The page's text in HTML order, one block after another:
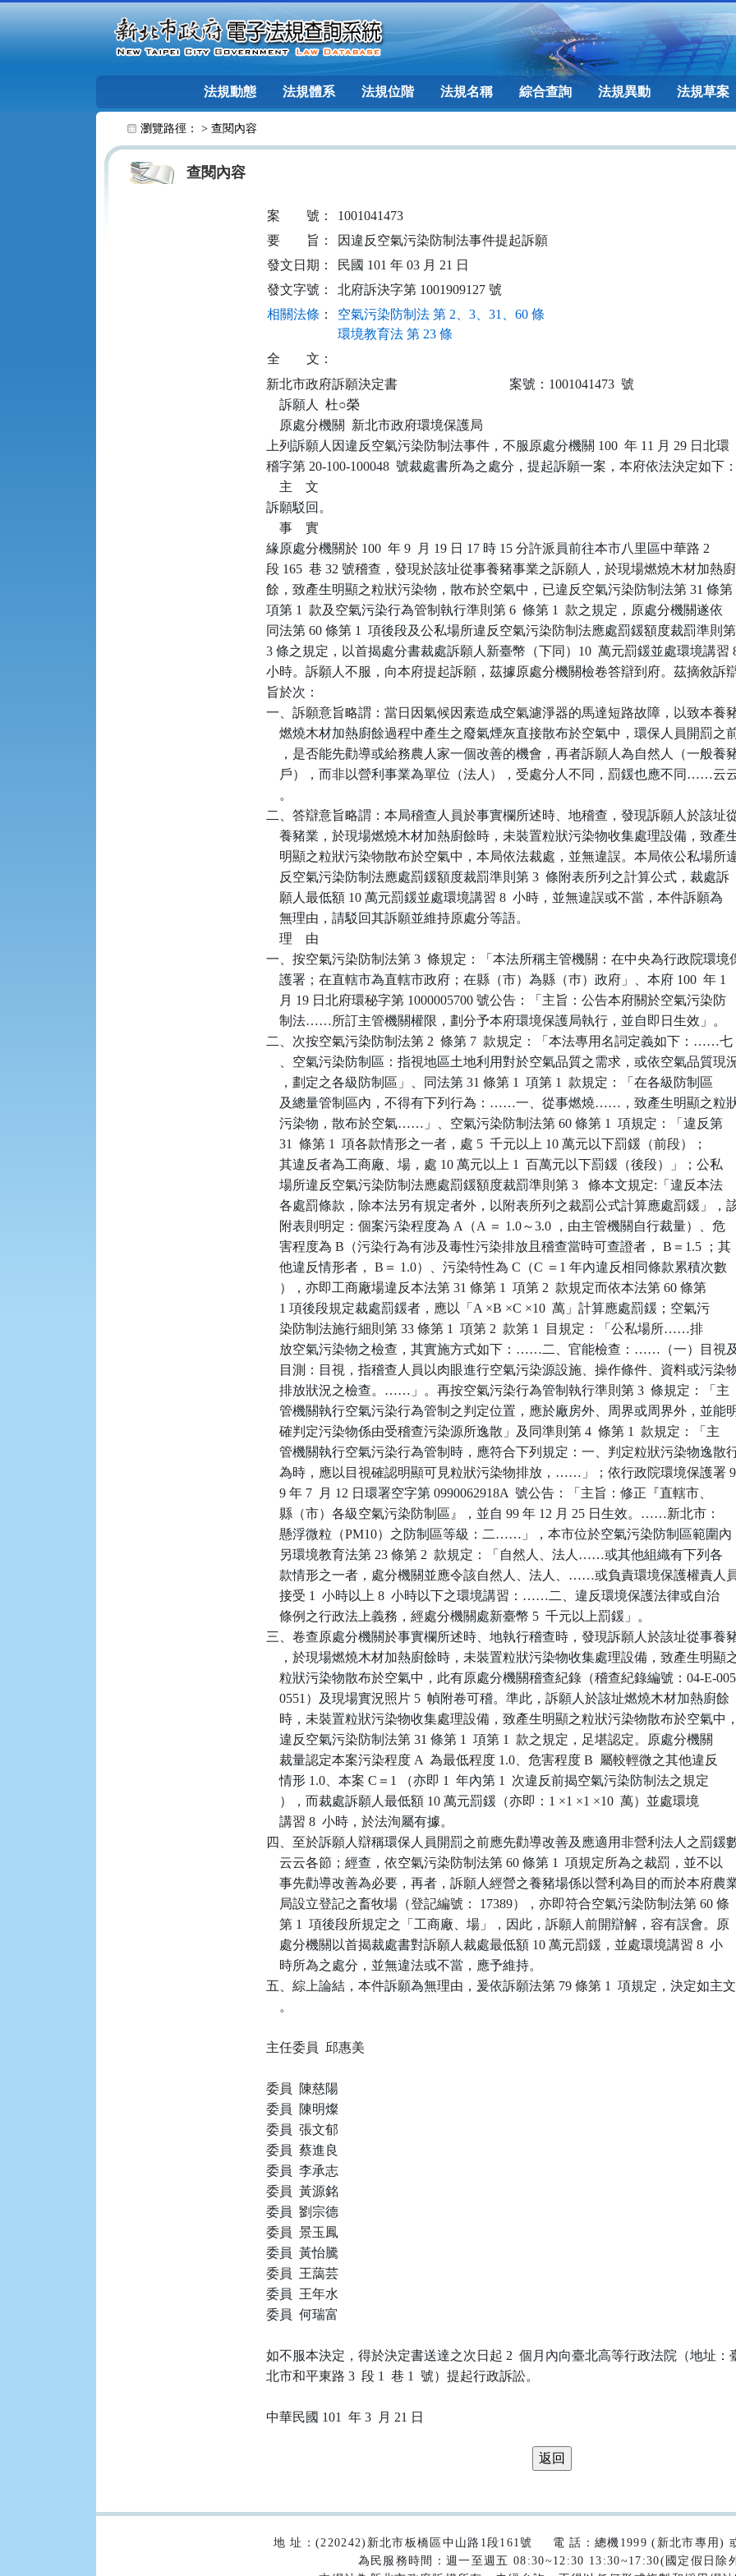
法規動態 法規體系 法規位階 法規名稱 綜合查詢 法規異動 法規草案
瀏覽路徑： > 查閱內容
查閱內容
案 號：
1001041473
要
旨：
因違反空氣污染防制法事件提起訴願
發文日期：
民國 101 年 03 月 21 日
發文字號：
北府訴決字第 1001909127 號
相關法條 ：
空氣污染防制法 第 2、3、31、60 條
環境教育法 第 23 條
全
文：
新北市政府訴願決定書                                  案號：1001041473  號
    訴願人  杜○榮
    原處分機關  新北市政府環境保護局
上列訴願人因違反空氣污染防制法事件，不服原處分機關 100  年 11 月 29 日北環
稽字第 20-100-100048  號裁處書所為之處分，提起訴願一案，本府依法決定如下：
    主    文
訴願駁回。
    事    實
緣原處分機關於 100  年 9  月 19 日 17 時 15 分許派員前往本市八里區中華路 2
段 165  巷 32 號稽查，發現於該址從事養豬事業之訴願人，於現場燃燒木材加熱廚
餘，致產生明顯之粒狀污染物，散布於空氣中，已違反空氣污染防制法第 31 條第
項第 1  款及空氣污染行為管制執行準則第 6  條第 1  款之規定，原處分機關遂依
同法第 60 條第 1  項後段及公私場所違反空氣污染防制法應處罰鍰額度裁罰準則第
3 條之規定，以首揭處分書裁處訴願人新臺幣（下同）10  萬元罰鍰並處環境講習
小時。訴願人不服，向本府提起訴願，茲據原處分機關檢卷答辯到府。茲摘敘訴
旨於次：
一、訴願意旨略謂：當日因氣候因素造成空氣濾淨器的馬達短路故障，以致本養
燃燒木材加熱廚餘過程中產生之廢氣煙灰直接散布於空氣中，環保人員開罰之
，是否能先勸導或給務農人家一個改善的機會，再者訴願人為自然人（一般養
戶），而非以營利事業為單位（法人），受處分人不同，罰鍰也應不同……云
    。
二、答辯意旨略謂：本局稽查人員於事實欄所述時、地稽查，發現訴願人於該址
養豬業，於現場燃燒木材加熱廚餘時，未裝置粒狀污染物收集處理設備，致產
明顯之粒狀污染物散布於空氣中，本局依法裁處，並無違誤。本局依公私場所
    反空氣污染防制法應處罰鍰額度裁罰準則第 3  條附表所列之計算公式，裁處訴
    願人最低額 10 萬元罰鍰並處環境講習 8  小時，並無違誤或不當，本件訴願為
    無理由，請駁回其訴願並維持原處分等語。
    理    由
一、按空氣污染防制法第 3  條規定：「本法所稱主管機關：在中央為行政院環境
    護署；在直轄市為直轄市政府；在縣（市）為縣（巿）政府」、本府 100  年 1
    月 19 日北府環秘字第 1000005700 號公告：「主旨：公告本府關於空氣污染防
    制法……所訂主管機關權限，劃分予本府環境保護局執行，並自即日生效」。
二、次按空氣污染防制法第 2  條第 7  款規定：「本法專用名詞定義如下：……七
、空氣污染防制區：指視地區土地利用對於空氣品質之需求，或依空氣品質現
    ，劃定之各級防制區」、同法第 31 條第 1  項第 1  款規定：「在各級防制區
及總量管制區內，不得有下列行為：……一、從事燃燒……，致產生明顯之粒
    污染物，散布於空氣……」、空氣污染防制法第 60 條第 1  項規定：「違反第
    31  條第 1  項各款情形之一者，處 5  千元以上 10 萬元以下罰鍰（前段）；
    其違反者為工商廠、場，處 10 萬元以上 1  百萬元以下罰鍰（後段）」；公私
    場所違反空氣污染防制法應處罰鍰額度裁罰準則第 3   條本文規定:「違反本法
各處罰條款，除本法另有規定者外，以附表所列之裁罰公式計算應處罰鍰」，
    附表則明定：個案污染程度為 A（A ＝ 1.0～3.0 ，由主管機關自行裁量）、危
    害程度為 B（污染行為有涉及毒性污染排放且稽查當時可查證者， B＝1.5 ；其
    他違反情形者， B＝ 1.0）、污染特性為 C（C ＝1 年內違反相同條款累積次數
    ），亦即工商廠場違反本法第 31 條第 1  項第 2  款規定而依本法第 60 條第
    1 項後段規定裁處罰鍰者，應以「A ×B ×C ×10  萬」計算應處罰鍰；空氣污
    染防制法施行細則第 33 條第 1  項第 2  款第 1  目規定：「公私場所……排
    放空氣污染物之檢查，其實施方式如下：……二、官能檢查：……（一）目視及
目測：目視，指稽查人員以肉眼進行空氣污染源設施、操作條件、資料或污染
    排放狀況之檢查。……」。再按空氣污染行為管制執行準則第 3  條規定：「主
管機關執行空氣污染行為管制之判定位置，應於廠房外、周界或周界外，並能
    確判定污染物係由受稽查污染源所逸散」及同準則第 4  條第 1  款規定：「主
管機關執行空氣污染行為管制時，應符合下列規定：一、判定粒狀污染物逸散
    為時，應以目視確認明顯可見粒狀污染物排放，……」；依行政院環境保護署 9
    9 年 7  月 12 日環署空字第 0990062918A  號公告：「主旨：修正『直轄市、
    縣（市）各級空氣污染防制區』，並自 99 年 12 月 25 日生效。……新北市：
懸浮微粒（PM10）之防制區等級：二……」，本市位於空氣污染防制區範圍內
    另環境教育法第 23 條第 2  款規定：「自然人、法人……或其他組織有下列各
款情形之一者，處分機關並應令該自然人、法人、……或負責環境保護權責人
    接受 1  小時以上 8  小時以下之環境講習：……二、違反環境保護法律或自治
    條例之行政法上義務，經處分機關處新臺幣 5  千元以上罰鍰」。
三、卷查原處分機關於事實欄所述時、地執行稽查時，發現訴願人於該址從事養
，於現場燃燒木材加熱廚餘時，未裝置粒狀污染物收集處理設備，致產生明顯
    粒狀污染物散布於空氣中，此有原處分機關稽查紀錄（稽查紀錄編號：04-E-005
    0551）及現場實況照片 5  幀附卷可稽。準此，訴願人於該址燃燒木材加熱廚餘
    時，未裝置粒狀污染物收集處理設備，致產生明顯之粒狀污染物散布於空氣中，
    違反空氣污染防制法第 31 條第 1  項第 1  款之規定，足堪認定。原處分機關
    裁量認定本案污染程度 A  為最低程度 1.0、危害程度 B  屬較輕微之其他違反
    情形 1.0、本案 C＝1 （亦即 1  年內第 1  次違反前揭空氣污染防制法之規定
    ），而裁處訴願人最低額 10 萬元罰鍰（亦即：1 ×1 ×1 ×10  萬）並處環境
    講習 8  小時，於法洵屬有據。
四、至於訴願人辯稱環保人員開罰之前應先勸導改善及應適用非營利法人之罰鍰
    云云各節；經查，依空氣污染防制法第 60 條第 1  項規定所為之裁罰，並不以
事先勸導改善為必要，再者，訴願人經營之養豬場係以營利為目的而於本府農
    局設立登記之畜牧場（登記編號： 17389），亦即符合空氣污染防制法第 60 條
    第 1  項後段所規定之「工商廠、場」，因此，訴願人前開辯解，容有誤會。原
    處分機關以首揭裁處書對訴願人裁處最低額 10 萬元罰鍰，並處環境講習 8  小
    時所為之處分，並無違法或不當，應予維持。
五、綜上論結，本件訴願為無理由，爰依訴願法第 79 條第 1  項規定，決定如主文
    。
主任委員  邱惠美
委員  陳慈陽
委員  陳明燦
委員  張文郁
委員  蔡進良
委員  李承志
委員  黃源銘
委員  劉宗德
委員  景玉鳳
委員  黃怡騰
委員  王藹芸
委員  王年水
委員  何瑞富
如不服本決定，得於決定書送達之次日起 2  個月內向臺北高等行政法院（地址：
北市和平東路 3  段 1  巷 1  號）提起行政訴訟。
地 址：(220242)新北市板橋區中山路1段161號
電 話：總機1999 (新北市專用)
為民服務時間：週一至週五 08:30~12:30 13:30~17:30(國定假日除